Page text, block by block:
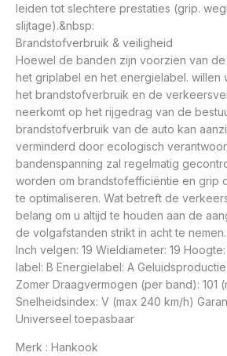
leiden tot slechtere prestaties (grip.
slijtage).&nbsp:
Brandstofverbruik & veiligheid
Hoewel de banden zijn voorzien van de
het griplabel en het energielabel. willen
het brandstofverbruik en de
neerkomt op het rijgedrag van de
brandstofverbruik van de auto kan
verminderd door ecologisch
bandenspanning zal regelmatig
worden om brandstofefficiëntie en grip
te optimaliseren. Wat betreft de
belang om u altijd te houden aan de
de volgafstanden strikt in acht te nemen.
Inch velgen: 19 Wieldiameter: 19
label: B Energielabel: A
Zomer Draagvermogen (per band): 101
Snelheidsindex: V (max 240 km/h)
Universeel toepasbaar
Merk : Hankook